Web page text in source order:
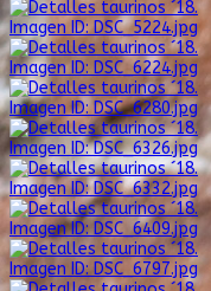
Imagen ID: DSC_5224.jpg
Imagen ID: DSC_6224.jpg
Imagen ID: DSC_6280.jpg
Imagen ID: DSC_6326.jpg
Imagen ID: DSC_6332.jpg
Imagen ID: DSC_6409.jpg
Imagen ID: DSC_6797.jpg